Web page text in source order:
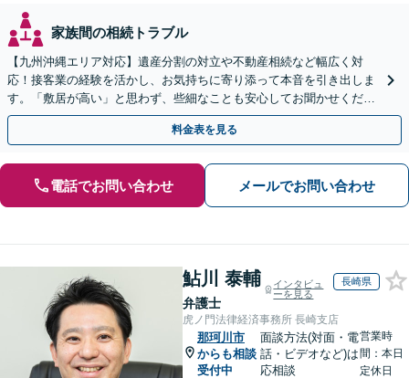
家族間の相続トラブル
【九州沖縄エリア対応】遺産分割の対立や不動産相続など幅広く対
応！接客業の経験を活かし、お気持ちに寄り添って本音を引き出しま
す。「敷居が高い」と思わず、些細なことも安心してお聞かせくださ
い【初回相談無料】【夜間・休日相談可】
料金表を見る
電話でお問い合わせ メールでお問い合わせ
鮎川 泰輔
弁護士
インタビュ
ーを見る
長崎県
虎ノ門法律経済事務所 長崎支店
那珂川市
からも相談
受付中
面談方法(対面・電
話・ビデオなど)は
応相談
営業時
間：本日
定休日